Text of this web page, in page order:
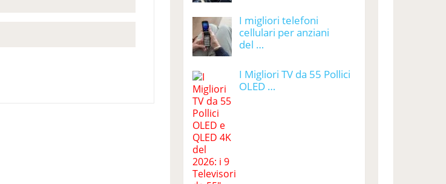
I migliori telefoni
cellulari per anziani
del …
I Migliori TV da 55 Pollici
OLED …